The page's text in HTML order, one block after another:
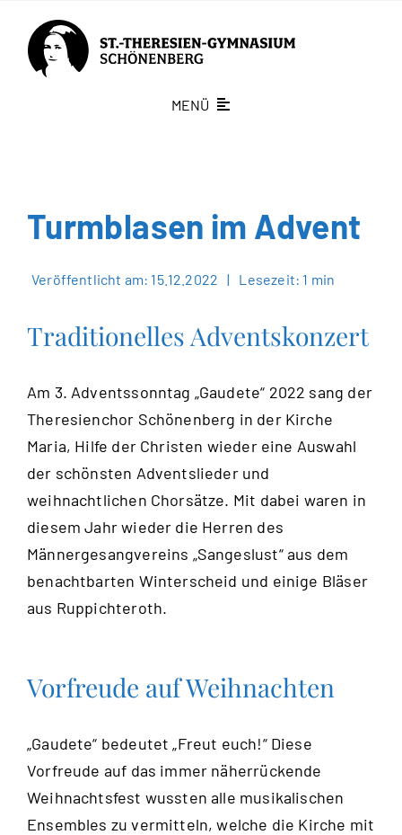
Inhalt
springen
MENÜ
Schönenberg fördern
Aktuelles
Kontakt
Turmblasen im Advent
Veröffentlicht am: 15.12.2022 | Lesezeit: 1 min
Traditionelles Adventskonzert
Am 3. Adventssonntag „Gaudete“ 2022 sang der
Theresienchor Schönenberg in der Kirche
Maria, Hilfe der Christen wieder eine Auswahl
der schönsten Adventslieder und
weihnachtlichen Chorsätze. Mit dabei waren in
diesem Jahr wieder die Herren des
Männergesangvereins „Sangeslust“ aus dem
benachtbarten Winterscheid und einige Bläser
aus Ruppichteroth.
Vorfreude auf Weihnachten
„Gaudete“ bedeutet „Freut euch!“ Diese
Vorfreude auf das immer näherrückende
Weihnachtsfest wussten alle musikalischen
Ensembles zu vermitteln, welche die Kirche mit